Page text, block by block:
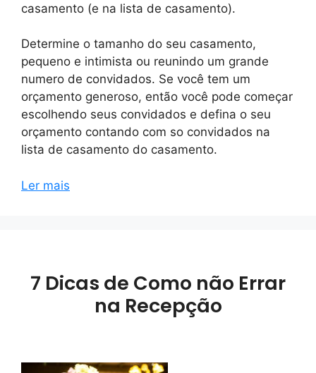
casamento (e na lista de casamento).
Determine o tamanho do seu casamento,
pequeno e intimista ou reunindo um grande
numero de convidados. Se você tem um
orçamento generoso, então você pode começar
escolhendo seus convidados e defina o seu
orçamento contando com so convidados na
lista de casamento do casamento.
Ler mais
7 Dicas de Como não Errar
na Recepção